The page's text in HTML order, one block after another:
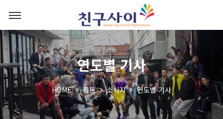
연도별 기사
HOME 활동 소식지 연도별 기사